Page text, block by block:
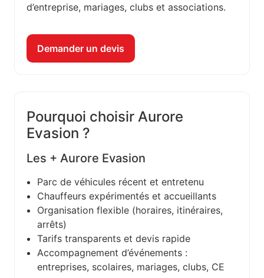
d’entreprise, mariages, clubs et associations.
Demander un devis
Pourquoi choisir Aurore
Evasion ?
Les + Aurore Evasion
Parc de véhicules récent et entretenu
Chauffeurs expérimentés et accueillants
Organisation flexible (horaires, itinéraires,
arrêts)
Tarifs transparents et devis rapide
Accompagnement d’événements :
entreprises, scolaires, mariages, clubs, CE